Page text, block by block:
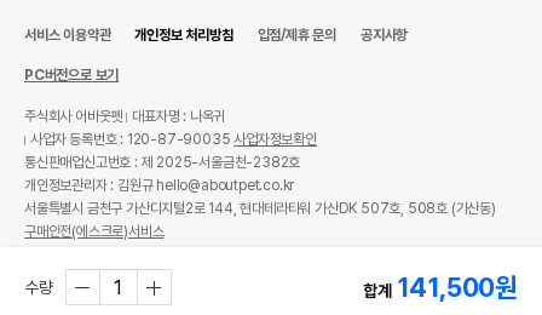
수량 합계 141,500원
서비스 이용약관 개인정보 처리방침 입점/제휴 문의 공지사항
PC버전으로 보기
주식회사 어바웃펫
대표자명 : 나옥귀
사업자 등록번호 : 120-87-90035사업자정보확인
통신판매업신고번호 : 제 2025-서울금천-2382호
개인정보관리자 : 김원규 hello@aboutpet.co.kr
서울특별시 금천구 가산디지털2로 144, 현대테라타워 가산DK 507호, 508호 (가산동)
구매안전(에스크로)서비스